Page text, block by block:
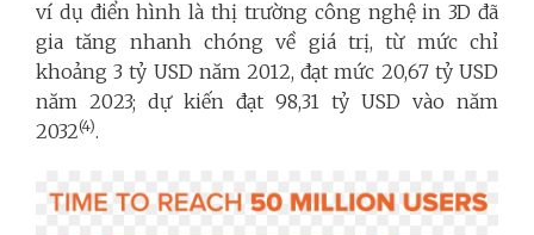
ví dụ điển hình là thị trường công nghệ in 3D đã
gia tăng nhanh chóng về giá trị, từ mức chỉ
khoảng 3 tỷ USD năm 2012, đạt mức 20,67 tỷ USD
năm 2023; dự kiến đạt 98,31 tỷ USD vào năm
2032(4).